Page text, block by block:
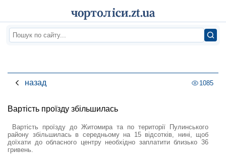
назад 1085
Вартість проїзду збільшилась
Вартість проїзду до Житомира та по території Пулинського
району збільшилась в середньому на 15 відсотків, нині, щоб
доїхати до обласного центру необхідно заплатити близько 36
гривень.